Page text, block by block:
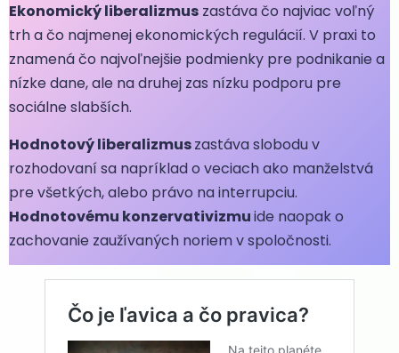
Ekonomický liberalizmus zastáva čo najviac voľný
trh a čo najmenej ekonomických regulácií. V praxi to
znamená čo najvoľnejšie podmienky pre podnikanie a
nízke dane, ale na druhej zas nízku podporu pre
sociálne slabších.
Hodnotový liberalizmuszastáva slobodu v
rozhodovaní sa napríklad o veciach ako manželstvá
pre všetkých, alebo právo na interrupciu.
Hodnotovému konzervativizmuide naopak o
zachovanie zaužívaných noriem v spoločnosti.